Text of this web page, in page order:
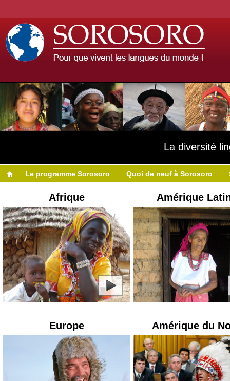
La diversité
Le programme Sorosoro Quoi de neuf à Sorosoro
Afrique Amérique
Europe Amérique du